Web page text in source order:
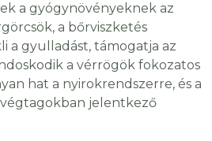
a gyógynövényeknek az
a bőrviszketés
a gyulladást, támogatja az
a vérrögök fokozatos
hat a nyirokrendszerre, és a
jelentkező